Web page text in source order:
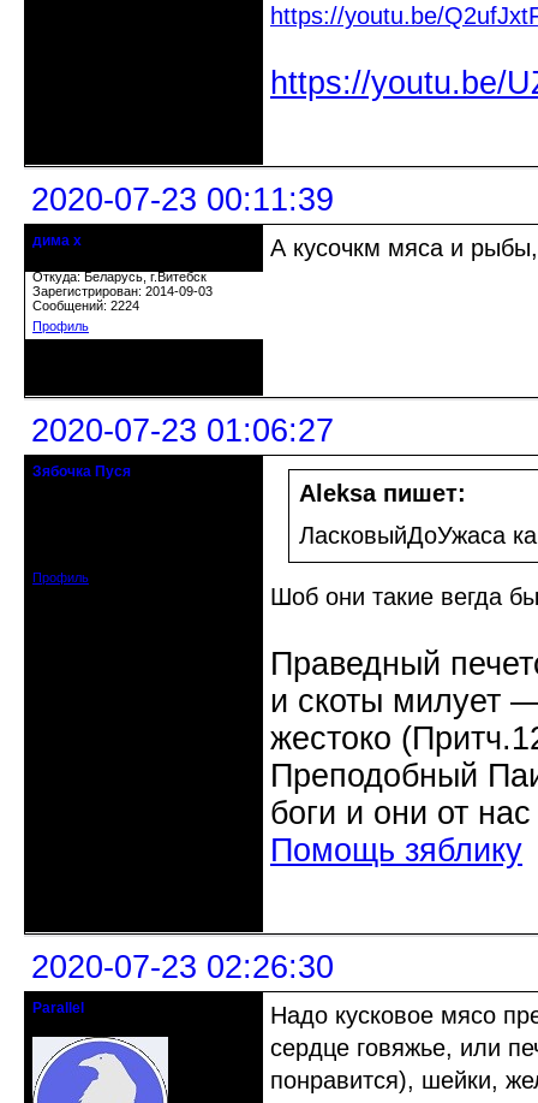
https://youtu.be/
https://youtu.be/
2020-07-23 00:11:39
дима х
Откуда: Беларусь, г.Витебск
Зарегистрирован: 2014-09-03
Сообщений: 2224
Профиль
А кусочкм мяса и
2020-07-23 01:06:27
Зябочка Пуся
Профиль
Aleksa пишет:
ЛасковыйДоУжаса
Шоб они такие вегда
Праведный
и скоты милует
жестоко
Преподобный
боги и они от
Помощь зяблику
2020-07-23 02:26:30
Parallel
Надо кусковое мясо
сердце говяжье, или
понравится), шейки,